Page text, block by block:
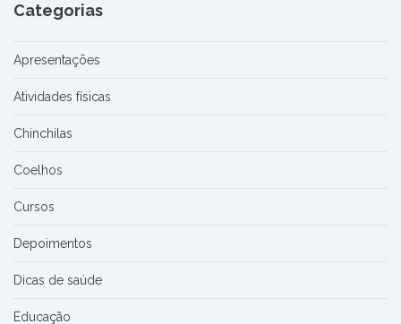
Categorias
Apresentações
Atividades físicas
Chinchilas
Coelhos
Cursos
Depoimentos
Dicas de saúde
Educação